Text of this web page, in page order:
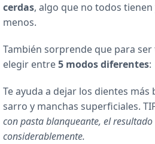
cerdas, algo que no todos
menos.
También sorprende que para
elegir entre5 modos diferentes:
Te ayuda a dejar los dientes
sarro y manchas superficiales.
con pasta blanqueante, el
considerablemente.